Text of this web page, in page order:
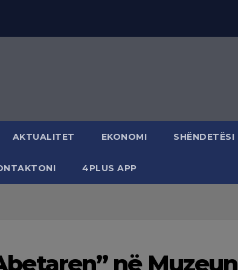
AKTUALITET EKONOMI SHËNDETËSI
4PLUS APP
në Muzeun